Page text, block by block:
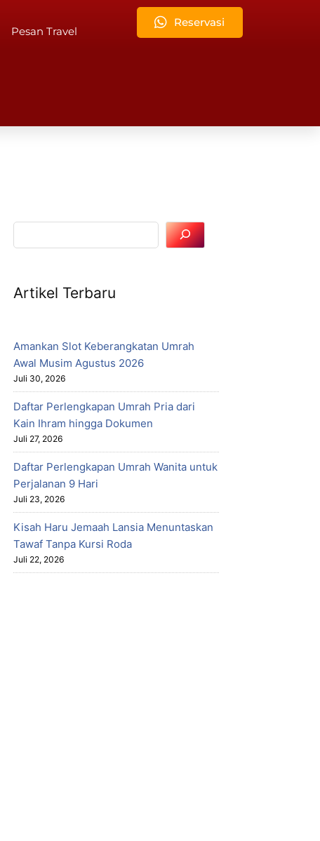
Pesan Travel
Reservasi
Artikel Terbaru
Amankan Slot Keberangkatan Umrah
Awal Musim Agustus 2026
Juli 30, 2026
Daftar Perlengkapan Umrah Pria dari
Kain Ihram hingga Dokumen
Juli 27, 2026
Daftar Perlengkapan Umrah Wanita untuk
Perjalanan 9 Hari
Juli 23, 2026
Kisah Haru Jemaah Lansia Menuntaskan
Tawaf Tanpa Kursi Roda
Juli 22, 2026